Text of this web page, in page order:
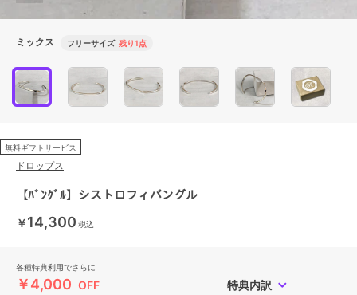
ミックス フリーサイズ 残り1点
無料ギフトサービス
ドロップス
【ﾊﾞﾝｸﾞﾙ】シストロフィバングル
￥14,300 税込
各種特典利用でさらに
￥4,000 OFF 特典内訳